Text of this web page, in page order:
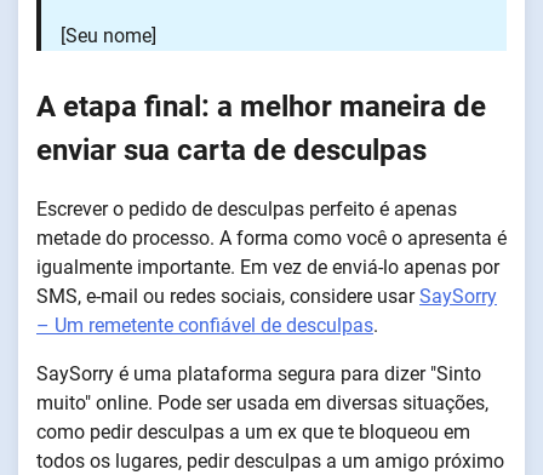
[Seu nome]
A etapa final: a melhor maneira de
enviar sua carta de desculpas
Escrever o pedido de desculpas perfeito é apenas
metade do processo. A forma como você o apresenta é
igualmente importante. Em vez de enviá-lo apenas por
SMS, e-mail ou redes sociais, considere usarSaySorry
– Um remetente confiável de desculpas.
SaySorry é uma plataforma segura para dizer "Sinto
muito" online. Pode ser usada em diversas situações,
como pedir desculpas a um ex que te bloqueou em
todos os lugares, pedir desculpas a um amigo próximo